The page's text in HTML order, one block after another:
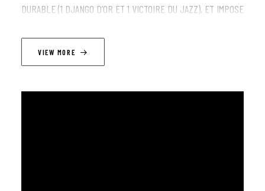
DURABLE (1 DJANGO D’OR ET 1 VICTOIRE DU JAZZ), ET IMPOSE
DISPARITION PRÉMATURÉE) DE CE DISQUE INCONTOURNABLE,
VIEW MORE